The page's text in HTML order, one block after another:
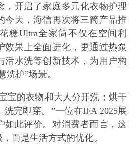
，开启了家庭多元化衣物护理
今天，海信再次将三筒产品推
Ultra全家筒不仅在空间利
效果上全面进化，更通过热泵
活水洗等创新技术，为用户构
洗护”场景。
宝的衣物和大人分开洗；烘干
完即穿。”一位在IFA 2025展
如此评价。对消费者而言，这
而是生活方式的优化。